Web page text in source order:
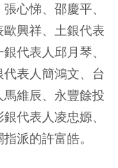
心悌、邵慶平、
興祥、土銀代表
代表人邱月琴、
表人簡鴻文、台
維辰、永豐餘投
代表人凌忠嫄、
派的許富皓。